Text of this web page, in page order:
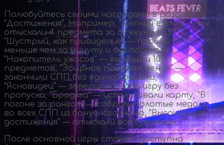
Полюбуйтесь своими наградами в разделе
"Достижения". Например, "Цепкий взгляд" — вы
отыскали 4 предмета за 8 секунд в СПП,
"Шустрый, как привидение" — прошли СПП
меньше чем за минуту и без подсказки,
"Накопитель ужасов" — вы нашли 100
предметов, "Эфирное прикосновение" —
закончили СПП без единой ошибки,
"Ясновидец" — завершилимини-игрубез
пропуска, "Бродяга" — использовали карту, "В
погоне за рангом" — собрали золотые медали
во всех СПП из бонусного меню, "Высочайшие
достижения" — отыскали все сувениры.
После основной игры станет доступна